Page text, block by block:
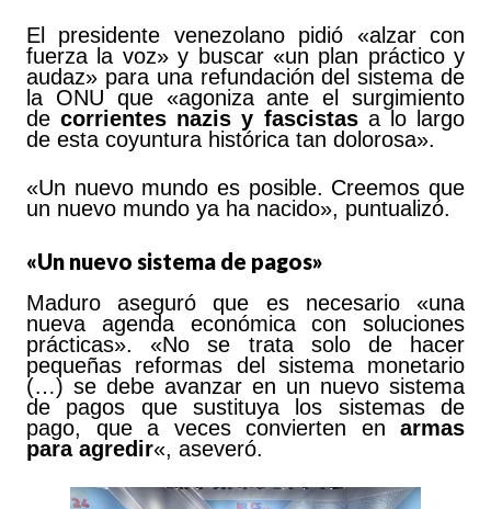
El presidente venezolano pidió «alzar con
fuerza la voz» y buscar «un plan práctico y
audaz» para una refundación del sistema de
la ONU que «agoniza ante el surgimiento
decorrientes nazis y fascistasa lo largo
de esta coyuntura histórica tan dolorosa».
«Un nuevo mundo es posible. Creemos que
un nuevo mundo ya ha nacido», puntualizó.
«Un nuevo sistema de pagos»
Maduro aseguró que es necesario «una
nueva agenda económica con soluciones
prácticas». «No se trata solo de hacer
pequeñas reformas del sistema monetario
(…) se debe avanzar en un nuevo sistema
de pagos que sustituya los sistemas de
pago, que a veces convierten en armas
para agredir«, aseveró.